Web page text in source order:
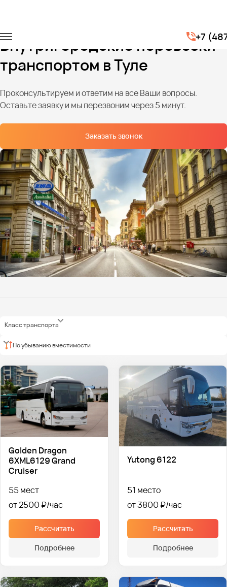
+7
Внутригородские перевозки
транспортом в Туле
Проконсультируем и ответим на все Ваши вопросы.
Оставьте заявку и мы перезвоним через 5 минут.
Заказать звонок
Класс транспорта
По убыванию вместимости
Golden Dragon
6XML6129 Grand
Cruiser
55 мест
от 2500 ₽
Рассчитать
Подробнее
Yutong 6122
51 место
от 3800 ₽
Рассчитать
Подробнее